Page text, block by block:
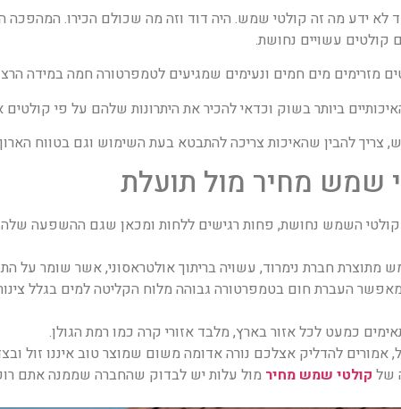
ידע מה זה קולטי שמש. היה דוד וזה מה שכולם הכירו. המהפכה
קולטים עשויים נחושת.
מזרימים מים חמים ונעימים שמגיעים לטמפרטורה חמה במידה
ביותר בשוק וכדאי להכיר את היתרונות שלהם על פי קולטים
צריך להבין שהאיכות צריכה להתבטא בעת השימוש וגם בטווח
שמש מחיר מול תועלת
קולטי השמש נחושת, פחות רגישים ללחות ומכאן שגם ההשפעה שלה
מתוצרת חברת נימרוד, עשויה בריתוך אולטראסוני, אשר שומר על
העברת חום בטמפרטורה גבוהה מלוח הקליטה למים בגלל
כמעט לכל אזור בארץ, מלבד אזורי קרה כמו רמת הגולן.
אמורים להדליק אצלכם נורה אדומה משום שמוצר טוב איננו זול
של קולטי שמש מחיר מול עלות יש לבדוק שהחברה שממנה אתם